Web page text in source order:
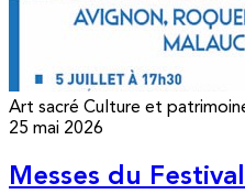
Art sacré Culture et
25 mai 2026
Messes du